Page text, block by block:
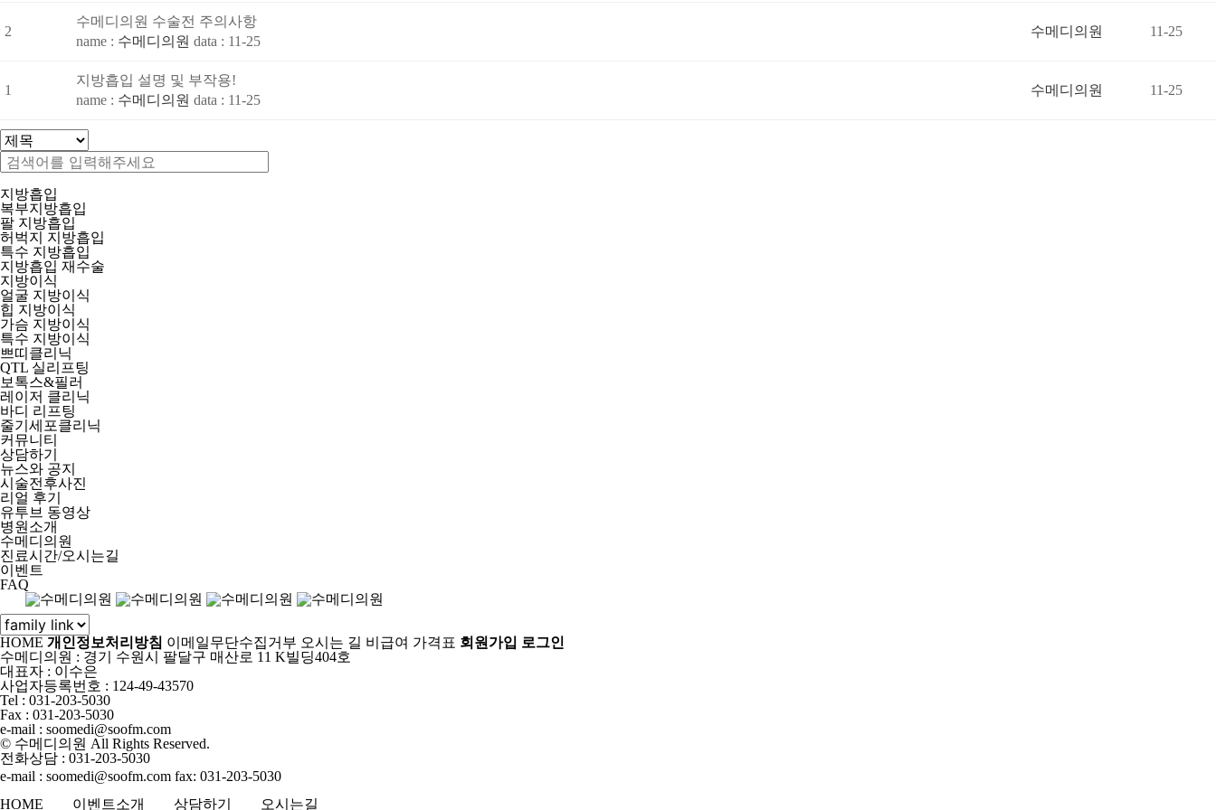
2
수메디의원 수술전 주의사항
name : 수메디의원 data : 11-25
수메디의원 11-25
1
지방흡입 설명 및 부작용!
name : 수메디의원 data : 11-25
수메디의원 11-25
지방흡입
복부지방흡입
팔 지방흡입
허벅지 지방흡입
특수 지방흡입
지방흡입 재수술
지방이식
얼굴 지방이식
힙 지방이식
가슴 지방이식
특수 지방이식
쁘띠클리닉
QTL 실리프팅
보톡스&필러
레이저 클리닉
바디 리프팅
줄기세포클리닉
커뮤니티
상담하기
뉴스와 공지
시술전후사진
리얼 후기
유투브 동영상
병원소개
수메디의원
진료시간/오시는길
이벤트
FAQ
HOME 개인정보처리방침 이메일무단수집거부 오시는 길 비급여 가격표 회원가입 로그인
수메디의원 : 경기 수원시 팔달구 매산로 11 K빌딩404호
대표자 : 이수은
사업자등록번호 : 124-49-43570
Tel : 031-203-5030
Fax : 031-203-5030
e-mail : soomedi@soofm.com
© 수메디의원 All Rights Reserved.
전화상담 : 031-203-5030
e-mail : soomedi@soofm.com fax: 031-203-5030
HOME
이벤트소개 상담하기 오시는길